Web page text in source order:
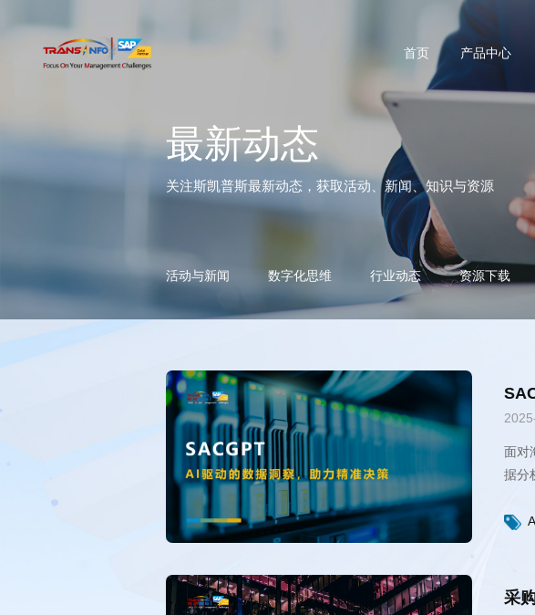
首页 产品中心
最新动态
关注斯凯普斯最新动态，获取活动、新闻、知识与资源
活动与新闻 数字化思维 行业动态 资源下载
实时AI
采